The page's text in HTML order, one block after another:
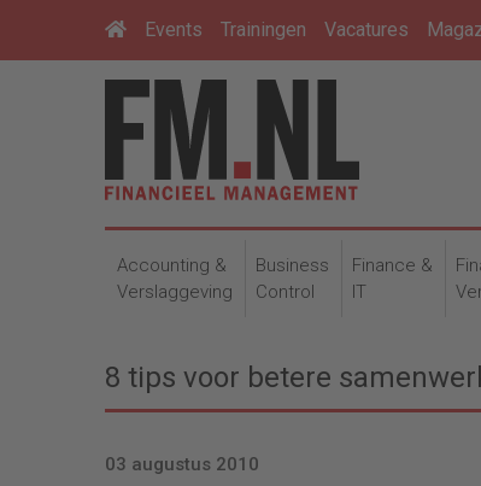
Events Trainingen Vacatures
Accounting &
Verslaggeving
Business
Control
Finance &
IT
8 tips voor betere
03 augustus 2010